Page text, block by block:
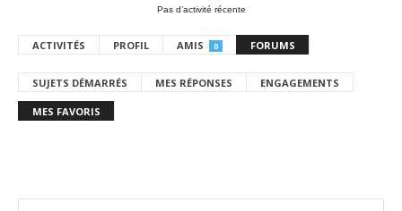
Pas d’activité récente
ACTIVITÉS PROFIL AMIS 0 FORUMS
SUJETS DÉMARRÉS MES RÉPONSES ENGAGEMENTS
MES FAVORIS